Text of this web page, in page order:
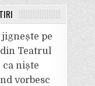
pe
Teatrul
ca niște
vorbesc